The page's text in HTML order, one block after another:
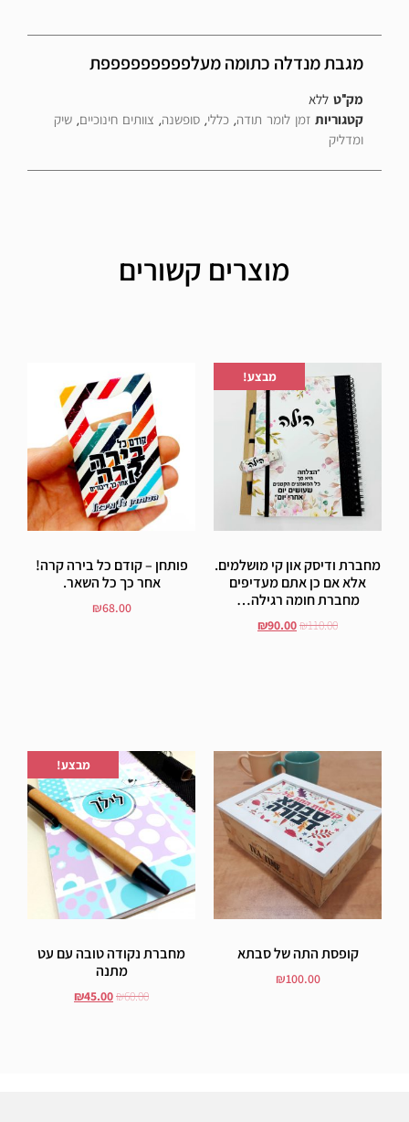
מגבת מנדלה כתומה מעלפפפפפפפפפת
מק"ט ללא
קטגוריות זמן לומר תודה, כללי, סופשנה, צוותים חינוכיים, שיק
ומדליק
מוצרים קשורים
מבצע!
מחברת ודיסק און קי מושלמים.
אלא אם כן אתם מעדיפים
מחברת חומה רגילה…
₪110.00
₪90.00
פותחן – קודם כל בירה קרה!
אחר כך כל השאר.
₪68.00
קופסת התה של סבתא
₪100.00
מבצע!
מחברת נקודה טובה עם עט
מתנה
₪60.00
₪45.00